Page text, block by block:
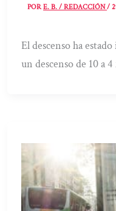
PORE. B. / REDACCIÓN/
El descenso ha
un descenso de 10 a